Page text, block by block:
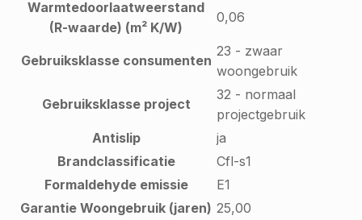
Warmtedoorlaatweerstand
(R-waarde) (m² K/W)
0,06
Gebruiksklasse consumenten
23 - zwaar
woongebruik
Gebruiksklasse project
32 - normaal
projectgebruik
Antislip
ja
Brandclassificatie
Cfl-s1
Formaldehyde emissie
E1
Garantie Woongebruik (jaren) 25,00